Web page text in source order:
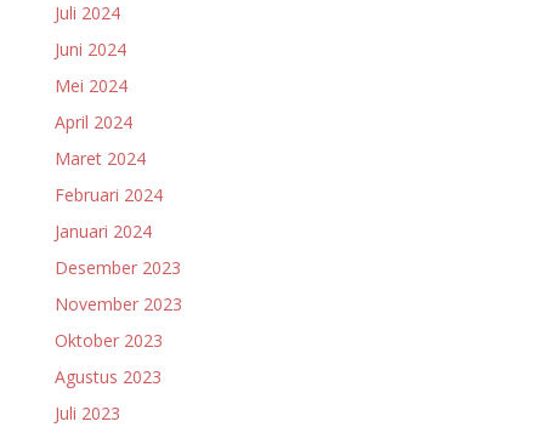
Juli 2024
Juni 2024
Mei 2024
April 2024
Maret 2024
Februari 2024
Januari 2024
Desember 2023
November 2023
Oktober 2023
Agustus 2023
Juli 2023